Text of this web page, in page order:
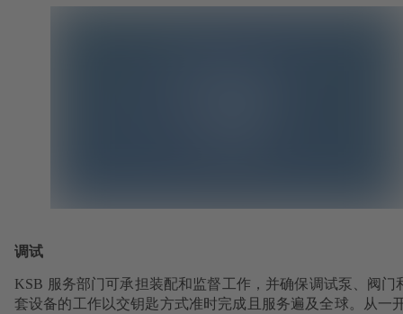
调试
KSB 服务部门可承担装配和监督工作，并确保调试泵、阀门
套设备的工作以交钥匙方式准时完成且服务遍及全球。从一